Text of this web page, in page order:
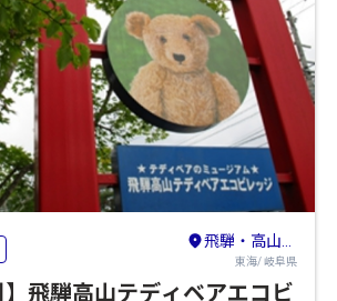
飛騨・高山・奥飛騨
東海/ 岐阜県
】飛騨高山テディベアエコビ